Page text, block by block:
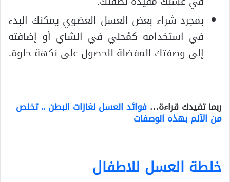
بمجرد شراء بعض العسل العضوي يمكنك البدء
في استخدامه كمُحلي في الشاي أو إضافته
إلى وصفتك المفضلة للحصول على نكهة حلوة.
ربما تفيدك قراءة… فوائد العسل لغازات البطن .. تخلص
من الآلم بهذه الوصفات
خلطة العسل للاطفال